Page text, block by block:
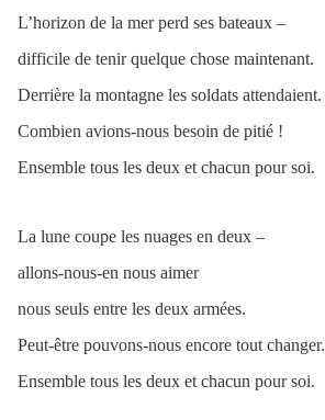
L’horizon de la mer perd ses bateaux –
difficile de tenir quelque chose maintenant.
Derrière la montagne les soldats attendaient.
Combien avions-nous besoin de pitié !
Ensemble tous les deux et chacun pour soi.
La lune coupe les nuages en deux –
allons-nous-en nous aimer
nous seuls entre les deux armées.
Peut-être pouvons-nous encore tout changer.
Ensemble tous les deux et chacun pour soi.